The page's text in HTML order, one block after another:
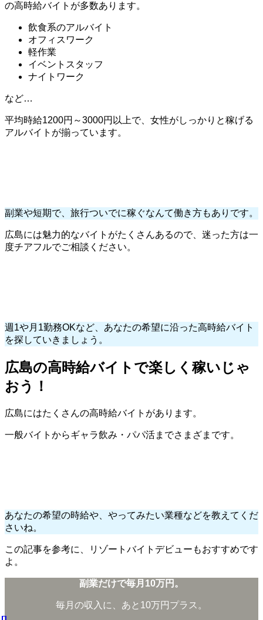
の高時給バイトが多数あります。
飲食系のアルバイト
オフィスワーク
軽作業
イベントスタッフ
ナイトワーク
など…
平均時給1200円～3000円以上で、女性がしっかりと稼げる
アルバイトが揃っています。
副業や短期で、旅行ついでに稼ぐなんて働き方もありです。
広島には魅力的なバイトがたくさんあるので、迷った方は一
度チアフルでご相談ください。
週1や月1勤務OKなど、あなたの希望に沿った高時給バイト
を探していきましょう。
広島の高時給バイトで楽しく稼いじゃ
おう！
広島にはたくさんの高時給バイトがあります。
一般バイトからギャラ飲み・パパ活までさまざまです。
あなたの希望の時給や、やってみたい業種などを教えてくだ
さいね。
この記事を参考に、リゾートバイトデビューもおすすめです
よ。
副業だけで毎月10万円。
毎月の収入に、あと10万円プラス。